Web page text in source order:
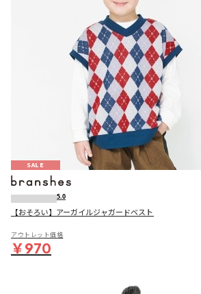
SALE
5.0
【おそろい】アーガイルジャガードベスト
アウトレット価格
￥970